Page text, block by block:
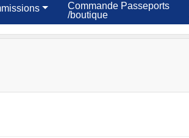
Commande Passeports
/boutique